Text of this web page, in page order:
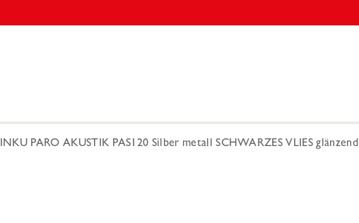
INKU PARO AKUSTIK PAS120 Silber metall SCHWARZES VLIES glänzend